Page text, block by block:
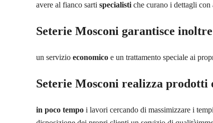
avere al fianco sarti specialisti che curano i dettagli con
Seterie Mosconi garantisce
un servizio economico e un trattamento speciale ai
Seterie Mosconi realizza prodotti
in poco tempo i lavori cercando di massimizzare i